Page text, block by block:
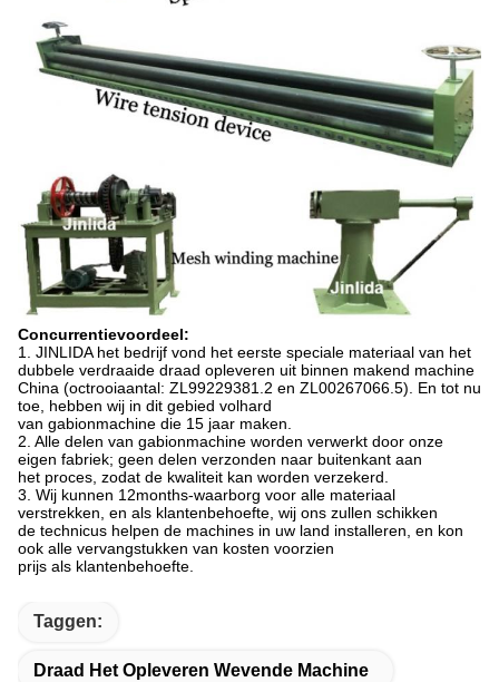
Concurrentievoordeel:
1. JINLIDA het bedrijf vond het eerste speciale materiaal van het
dubbele verdraaide draad opleveren uit binnen makend machine
China (octrooiaantal: ZL99229381.2 en ZL00267066.5). En tot nu
toe, hebben wij in dit gebied volhard
van gabionmachine die 15 jaar maken.
2. Alle delen van gabionmachine worden verwerkt door onze
eigen fabriek; geen delen verzonden naar buitenkant aan
het proces, zodat de kwaliteit kan worden verzekerd.
3. Wij kunnen 12months-waarborg voor alle materiaal
verstrekken, en als klantenbehoefte, wij ons zullen schikken
de technicus helpen de machines in uw land installeren, en kon
ook alle vervangstukken van kosten voorzien
prijs als klantenbehoefte.
Taggen:
Draad Het Opleveren Wevende Machine